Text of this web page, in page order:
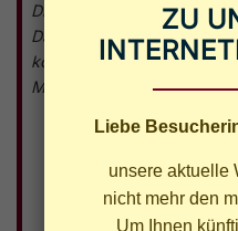
ZU
Liebe
unsere aktuelle
nicht mehr den
Um Ihnen
Dieses Kursangebot ist für
Damit wir den Kurs
können, sind wir auf
Mit insgesamt rund10.000
Lizenzen für
und Online-Tools
ausleihbare Geräte
Laptops, Monitore,